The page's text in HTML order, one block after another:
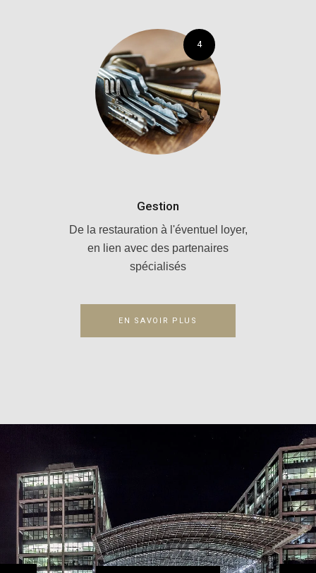
4
Gestion
De la restauration à l'éventuel loyer,
en lien avec des partenaires
spécialisés
EN SAVOIR PLUS